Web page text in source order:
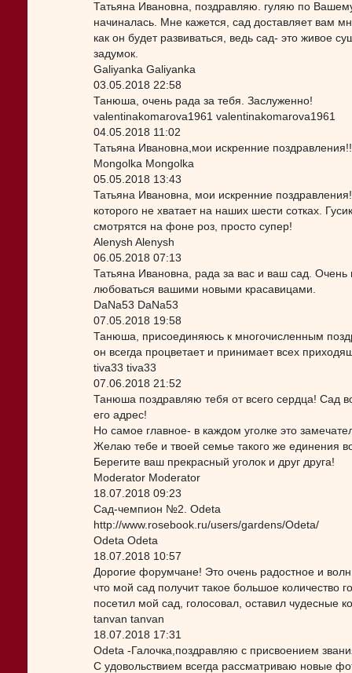
Татьяна Ивановна, поздравляю. гуляю по
начиналась. Мне кажется, сад доставляет вам
как он будет развиваться, ведь сад- это живое
задумок.
Galiyanka Galiyanka
03.05.2018 22:58
Танюша, очень рада за тебя. Заслуженно!
valentinakomarova1961 valentinakomarova1961
04.05.2018 11:02
Татьяна Ивановна,мои искренние
Mongolka Mongolka
05.05.2018 13:43
Татьяна Ивановна, мои искренние
которого не хватает на наших шести сотках.
смотрятся на фоне роз, просто супер!
Alenysh Alenysh
06.05.2018 07:13
Татьяна Ивановна, рада за вас и ваш сад.
любоваться вашими новыми красавицами.
DaNa53 DaNa53
07.05.2018 19:58
Танюша, присоединяюсь к многочисленным
он всегда процветает и принимает всех
tiva33 tiva33
07.06.2018 21:52
Танюша поздравляю тебя от всего сердца! Сад
его адрес!
Но самое главное- в каждом уголке это
Желаю тебе и твоей семье такого же единения
Берегите ваш прекрасный уголок и друг друга!
Moderator Moderator
18.07.2018 09:23
Сад-чемпион №2. Odeta
http://www.rosebook.ru/users/gardens/Odeta/
Odeta Odeta
18.07.2018 10:57
Дорогие форумчане! Это очень радостное и
что мой сад получит такое большое количество
посетил мой сад, голосовал, оставил чудесные
tanvan tanvan
18.07.2018 17:31
Odeta -Галочка,поздравляю с присвоением
С удовольствием всегда рассматриваю новые